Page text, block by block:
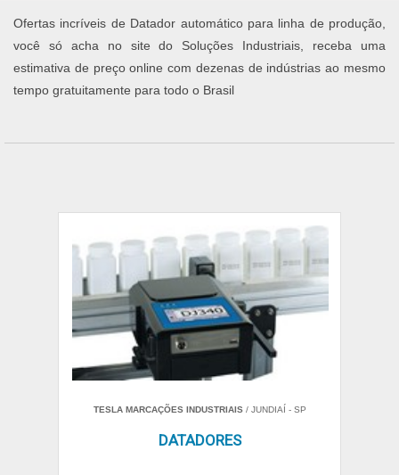
Ofertas incríveis de Datador automático para linha de produção,
você só acha no site do Soluções Industriais, receba uma
estimativa de preço online com dezenas de indústrias ao mesmo
tempo gratuitamente para todo o Brasil
TESLA MARCAÇÕES INDUSTRIAIS/ JUNDIAÍ - SP
DATADORES